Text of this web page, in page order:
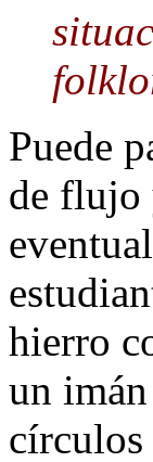
Puede
de flujo
hierro
un
círculos